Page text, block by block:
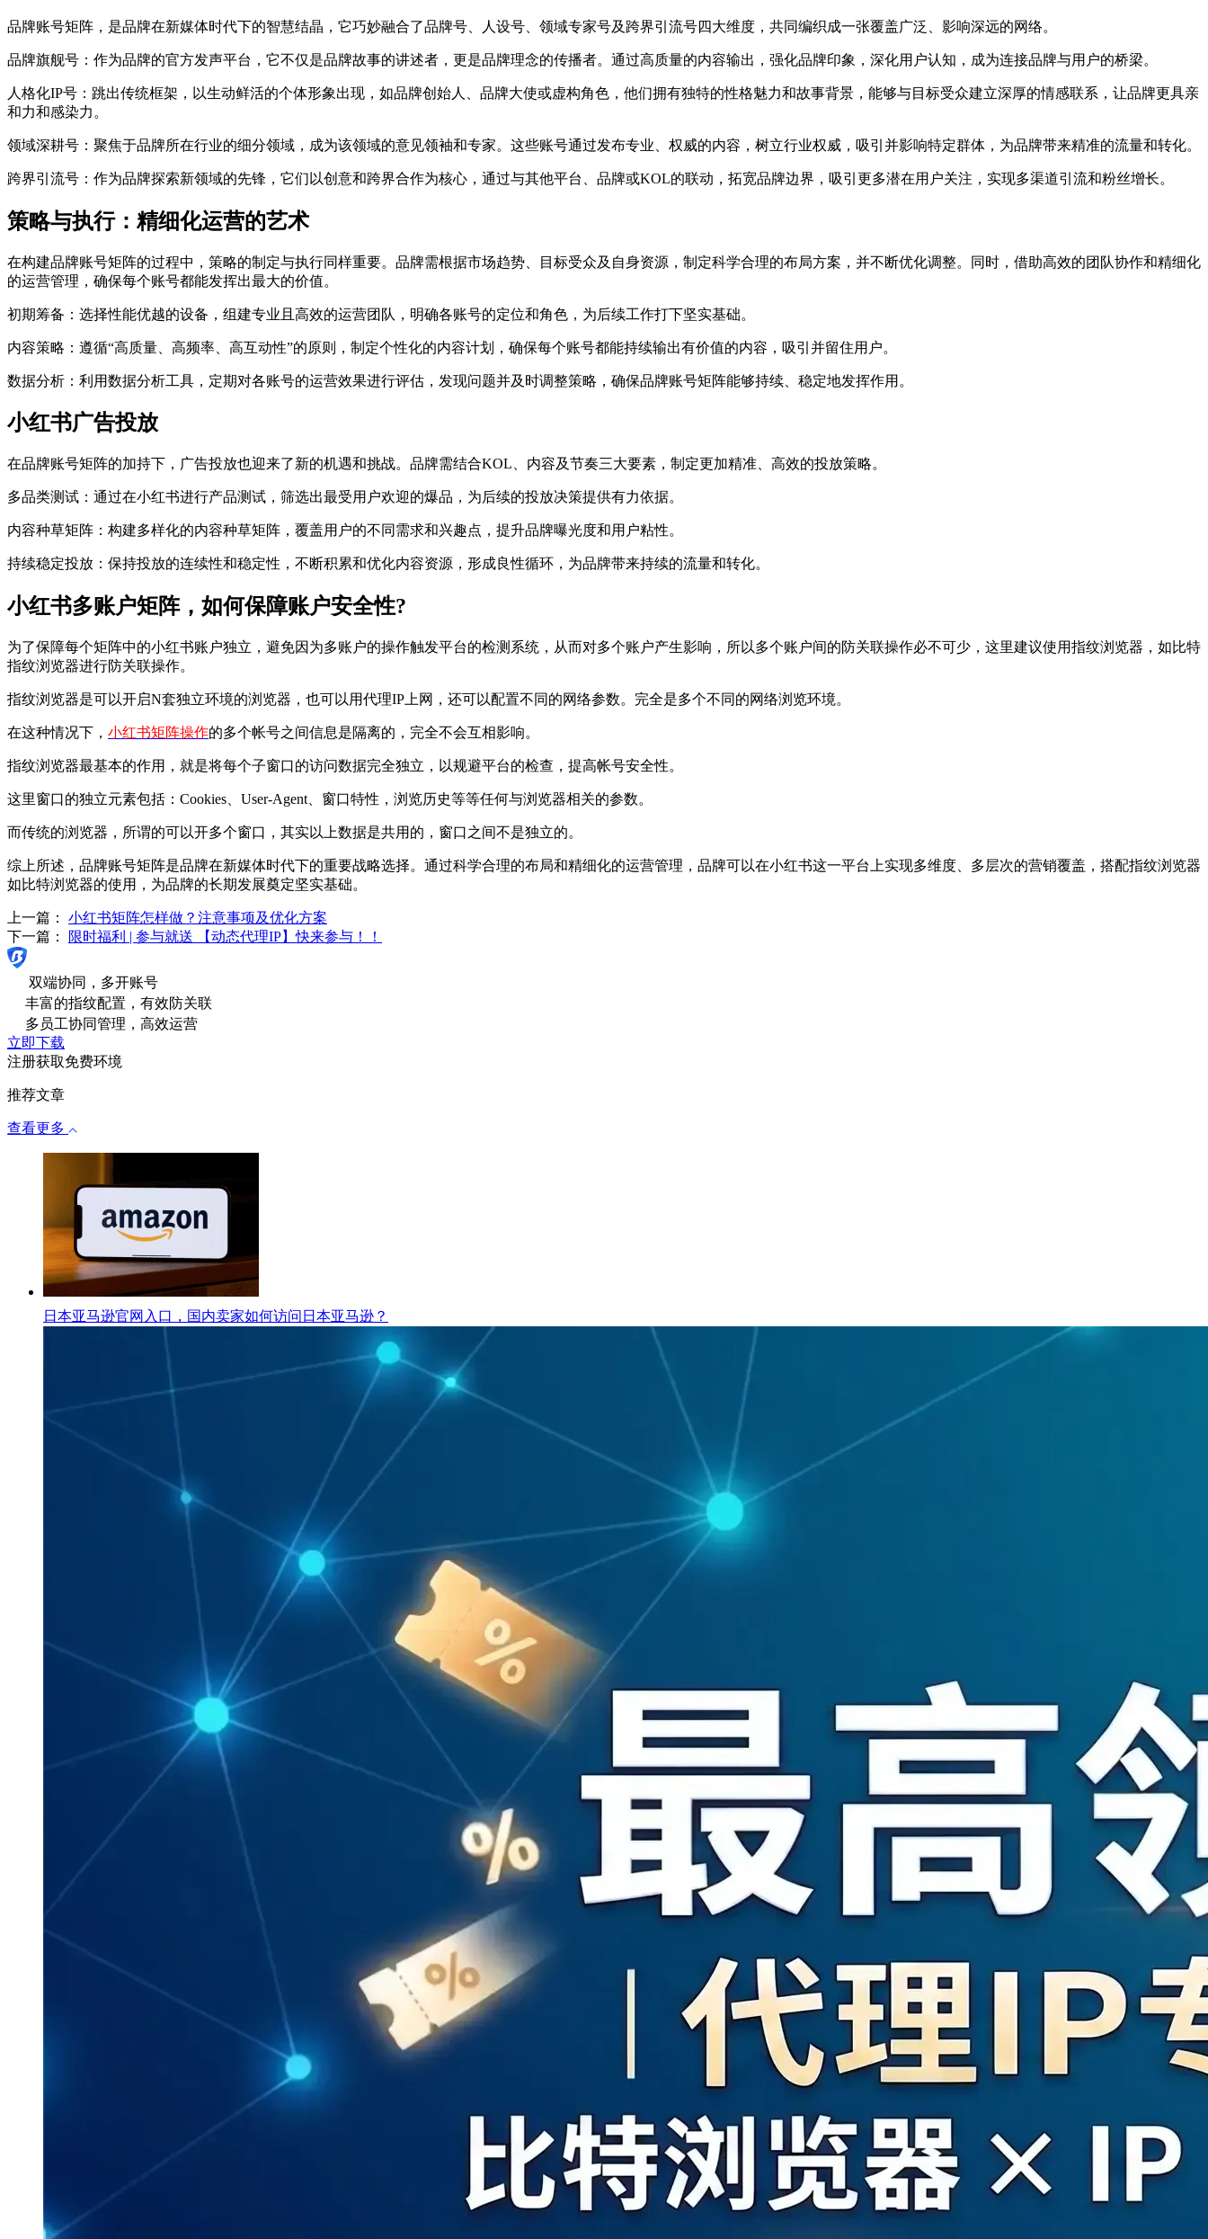
品牌账号矩阵，是品牌在新媒体时代下的智慧结晶，它巧妙融合了品牌号、人设号、领域专家号及跨界引流号四大维度，共同编织成一张覆盖广泛、影响深远的网络。
品牌旗舰号：作为品牌的官方发声平台，它不仅是品牌故事的讲述者，更是品牌理念的传播者。通过高质量的内容输出，强化品牌印象，深化用户认知，成为连接品牌与用户的桥梁。
人格化IP号：跳出传统框架，以生动鲜活的个体形象出现，如品牌创始人、品牌大使或虚构角色，他们拥有独特的性格魅力和故事背景，能够与目标受众建立深厚的情感联系，让品牌更具亲
和力和感染力。
领域深耕号：聚焦于品牌所在行业的细分领域，成为该领域的意见领袖和专家。这些账号通过发布专业、权威的内容，树立行业权威，吸引并影响特定群体，为品牌带来精准的流量和转化。
跨界引流号：作为品牌探索新领域的先锋，它们以创意和跨界合作为核心，通过与其他平台、品牌或KOL的联动，拓宽品牌边界，吸引更多潜在用户关注，实现多渠道引流和粉丝增长。
策略与执行：精细化运营的艺术
在构建品牌账号矩阵的过程中，策略的制定与执行同样重要。品牌需根据市场趋势、目标受众及自身资源，制定科学合理的布局方案，并不断优化调整。同时，借助高效的团队协作和精细化
的运营管理，确保每个账号都能发挥出最大的价值。
初期筹备：选择性能优越的设备，组建专业且高效的运营团队，明确各账号的定位和角色，为后续工作打下坚实基础。
内容策略：遵循“高质量、高频率、高互动性”的原则，制定个性化的内容计划，确保每个账号都能持续输出有价值的内容，吸引并留住用户。
数据分析：利用数据分析工具，定期对各账号的运营效果进行评估，发现问题并及时调整策略，确保品牌账号矩阵能够持续、稳定地发挥作用。
小红书广告投放
在品牌账号矩阵的加持下，广告投放也迎来了新的机遇和挑战。品牌需结合KOL、内容及节奏三大要素，制定更加精准、高效的投放策略。
多品类测试：通过在小红书进行产品测试，筛选出最受用户欢迎的爆品，为后续的投放决策提供有力依据。
内容种草矩阵：构建多样化的内容种草矩阵，覆盖用户的不同需求和兴趣点，提升品牌曝光度和用户粘性。
持续稳定投放：保持投放的连续性和稳定性，不断积累和优化内容资源，形成良性循环，为品牌带来持续的流量和转化。
小红书多账户矩阵，如何保障账户安全性?
为了保障每个矩阵中的小红书账户独立，避免因为多账户的操作触发平台的检测系统，从而对多个账户产生影响，所以多个账户间的防关联操作必不可少，这里建议使用指纹浏览器，如比特
指纹浏览器进行防关联操作。
指纹浏览器是可以开启N套独立环境的浏览器，也可以用代理IP上网，还可以配置不同的网络参数。完全是多个不同的网络浏览环境。
在这种情况下， 小红书矩阵操作的多个帐号之间信息是隔离的，完全不会互相影响。
指纹浏览器最基本的作用，就是将每个子窗口的访问数据完全独立，以规避平台的检查，提高帐号安全性。
这里窗口的独立元素包括：Cookies、User-Agent、窗口特性，浏览历史等等任何与浏览器相关的参数。
而传统的浏览器，所谓的可以开多个窗口，其实以上数据是共用的，窗口之间不是独立的。
综上所述，品牌账号矩阵是品牌在新媒体时代下的重要战略选择。通过科学合理的布局和精细化的运营管理，品牌可以在小红书这一平台上实现多维度、多层次的营销覆盖，搭配指纹浏览器
如比特浏览器的使用，为品牌的长期发展奠定坚实基础。
上一篇： 小红书矩阵怎样做？注意事项及优化方案
下一篇：
限时福利 | 参与就送 【动态代理IP】快来参与！！
双端协同，多开账号
丰富的指纹配置，有效防关联
多员工协同管理，高效运营
立即下载
注册获取免费环境
推荐文章
查看更多
日本亚马逊官网入口，国内卖家如何访问日本亚马逊？